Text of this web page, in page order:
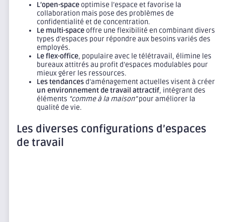
L’open-space optimise l’espace et favorise la
collaboration mais pose des problèmes de
confidentialité et de concentration.
Le multi-space offre une flexibilité en combinant divers
types d’espaces pour répondre aux besoins variés des
employés.
Le flex-office, populaire avec le télétravail, élimine les
bureaux attitrés au profit d’espaces modulables pour
mieux gérer les ressources.
Les tendances d’aménagement actuelles visent à créer
un environnement de travail attractif, intégrant des
éléments “comme à la maison”pour améliorer la
qualité de vie.
Les diverses configurations d’espaces
de travail